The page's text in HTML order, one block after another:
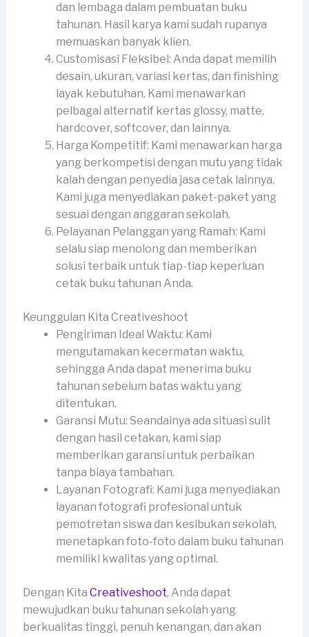
dan lembaga dalam pembuatan buku
tahunan. Hasil karya kami sudah rupanya
memuaskan banyak klien.
Customisasi Fleksibel: Anda dapat memilih
desain, ukuran, variasi kertas, dan finishing
layak kebutuhan. Kami menawarkan
pelbagai alternatif kertas glossy, matte,
hardcover, softcover, dan lainnya.
Harga Kompetitif: Kami menawarkan harga
yang berkompetisi dengan mutu yang tidak
kalah dengan penyedia jasa cetak lainnya.
Kami juga menyediakan paket-paket yang
sesuai dengan anggaran sekolah.
Pelayanan Pelanggan yang Ramah: Kami
selalu siap menolong dan memberikan
solusi terbaik untuk tiap-tiap keperluan
cetak buku tahunan Anda.
Keunggulan Kita Creativeshoot
Pengiriman Ideal Waktu: Kami
mengutamakan kecermatan waktu,
sehingga Anda dapat menerima buku
tahunan sebelum batas waktu yang
ditentukan.
Garansi Mutu: Seandainya ada situasi sulit
dengan hasil cetakan, kami siap
memberikan garansi untuk perbaikan
tanpa biaya tambahan.
Layanan Fotografi: Kami juga menyediakan
layanan fotografi profesional untuk
pemotretan siswa dan kesibukan sekolah,
menetapkan foto-foto dalam buku tahunan
memiliki kwalitas yang optimal.
Dengan Kita Creativeshoot, Anda dapat
mewujudkan buku tahunan sekolah yang
berkualitas tinggi, penuh kenangan, dan akan